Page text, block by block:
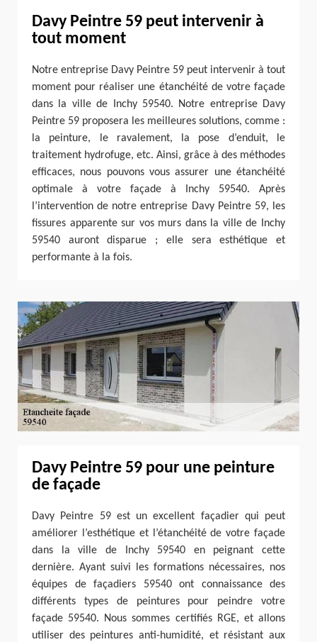
Davy Peintre 59 peut intervenir à
tout moment
Notre entreprise Davy Peintre 59 peut intervenir à tout
moment pour réaliser une étanchéité de votre façade
dans la ville de Inchy 59540. Notre entreprise Davy
Peintre 59 proposera les meilleures solutions, comme :
la peinture, le ravalement, la pose d’enduit, le
traitement hydrofuge, etc. Ainsi, grâce à des méthodes
efficaces, nous pouvons vous assurer une étanchéité
optimale à votre façade à Inchy 59540. Après
l’intervention de notre entreprise Davy Peintre 59, les
fissures apparente sur vos murs dans la ville de Inchy
59540 auront disparue ; elle sera esthétique et
performante à la fois.
Davy Peintre 59 pour une peinture
de façade
Davy Peintre 59 est un excellent façadier qui peut
améliorer l’esthétique et l’étanchéité de votre façade
dans la ville de Inchy 59540 en peignant cette
dernière. Ayant suivi les formations nécessaires, nos
équipes de façadiers 59540 ont connaissance des
différents types de peintures pour peindre votre
façade 59540. Nous sommes certifiés RGE, et allons
utiliser des peintures anti-humidité, et résistant aux